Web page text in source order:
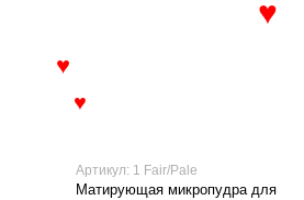
Артикул: 1 Fair/Pale
Матирующая микропудра для
♥
♥
♥